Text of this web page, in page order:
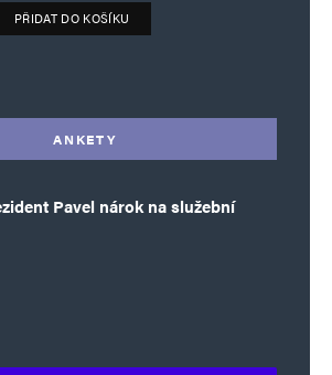
bez reklam množství
PŘIDAT DO KOŠÍKU
ANKETY
Pavel nárok na služební